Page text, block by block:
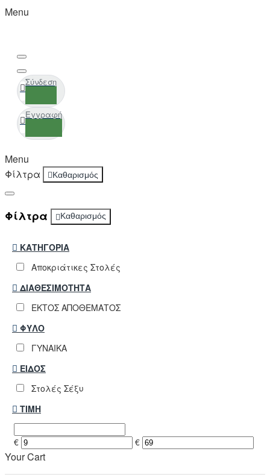
Menu
Σύνδεση
Εγγραφή
Menu
Φίλτρα
Καθαρισμός
Φίλτρα Καθαρισμός
ΚΑΤΗΓΟΡΊΑ
Αποκριάτικες Στολές
ΔΙΑΘΕΣΙΜΌΤΗΤΑ
ΕΚΤΟΣ ΑΠΟΘΕΜΑΤΟΣ
ΦΎΛΟ
ΓΥΝΑΙΚΑ
ΕΊΔΟΣ
Στολές Σέξυ
ΤΙΜΉ
€ €
Your Cart